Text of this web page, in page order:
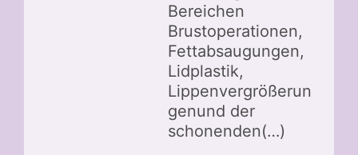
Bereichen
Brustoperationen,
Fettabsaugungen,
Lidplastik,
Lippenvergrößerun
genund der
schonenden(…)